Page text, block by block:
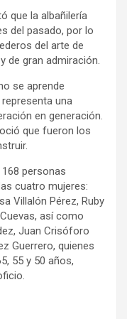
que la albañilería
del pasado, por lo
del arte de
de gran admiración.
se aprende
una
en generación.
que fueron los
personas
cuatro mujeres:
Villalón Pérez, Ruby
así como
Juan Crisóforo
Guerrero, quienes
55 y 50 años,